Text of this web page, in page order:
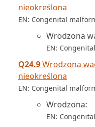
nieokreślona
EN: Congenital
Wrodzona
EN:
Q24.9Wrodzona
nieokreślona
EN: Congenital
Wrodzona:
EN: